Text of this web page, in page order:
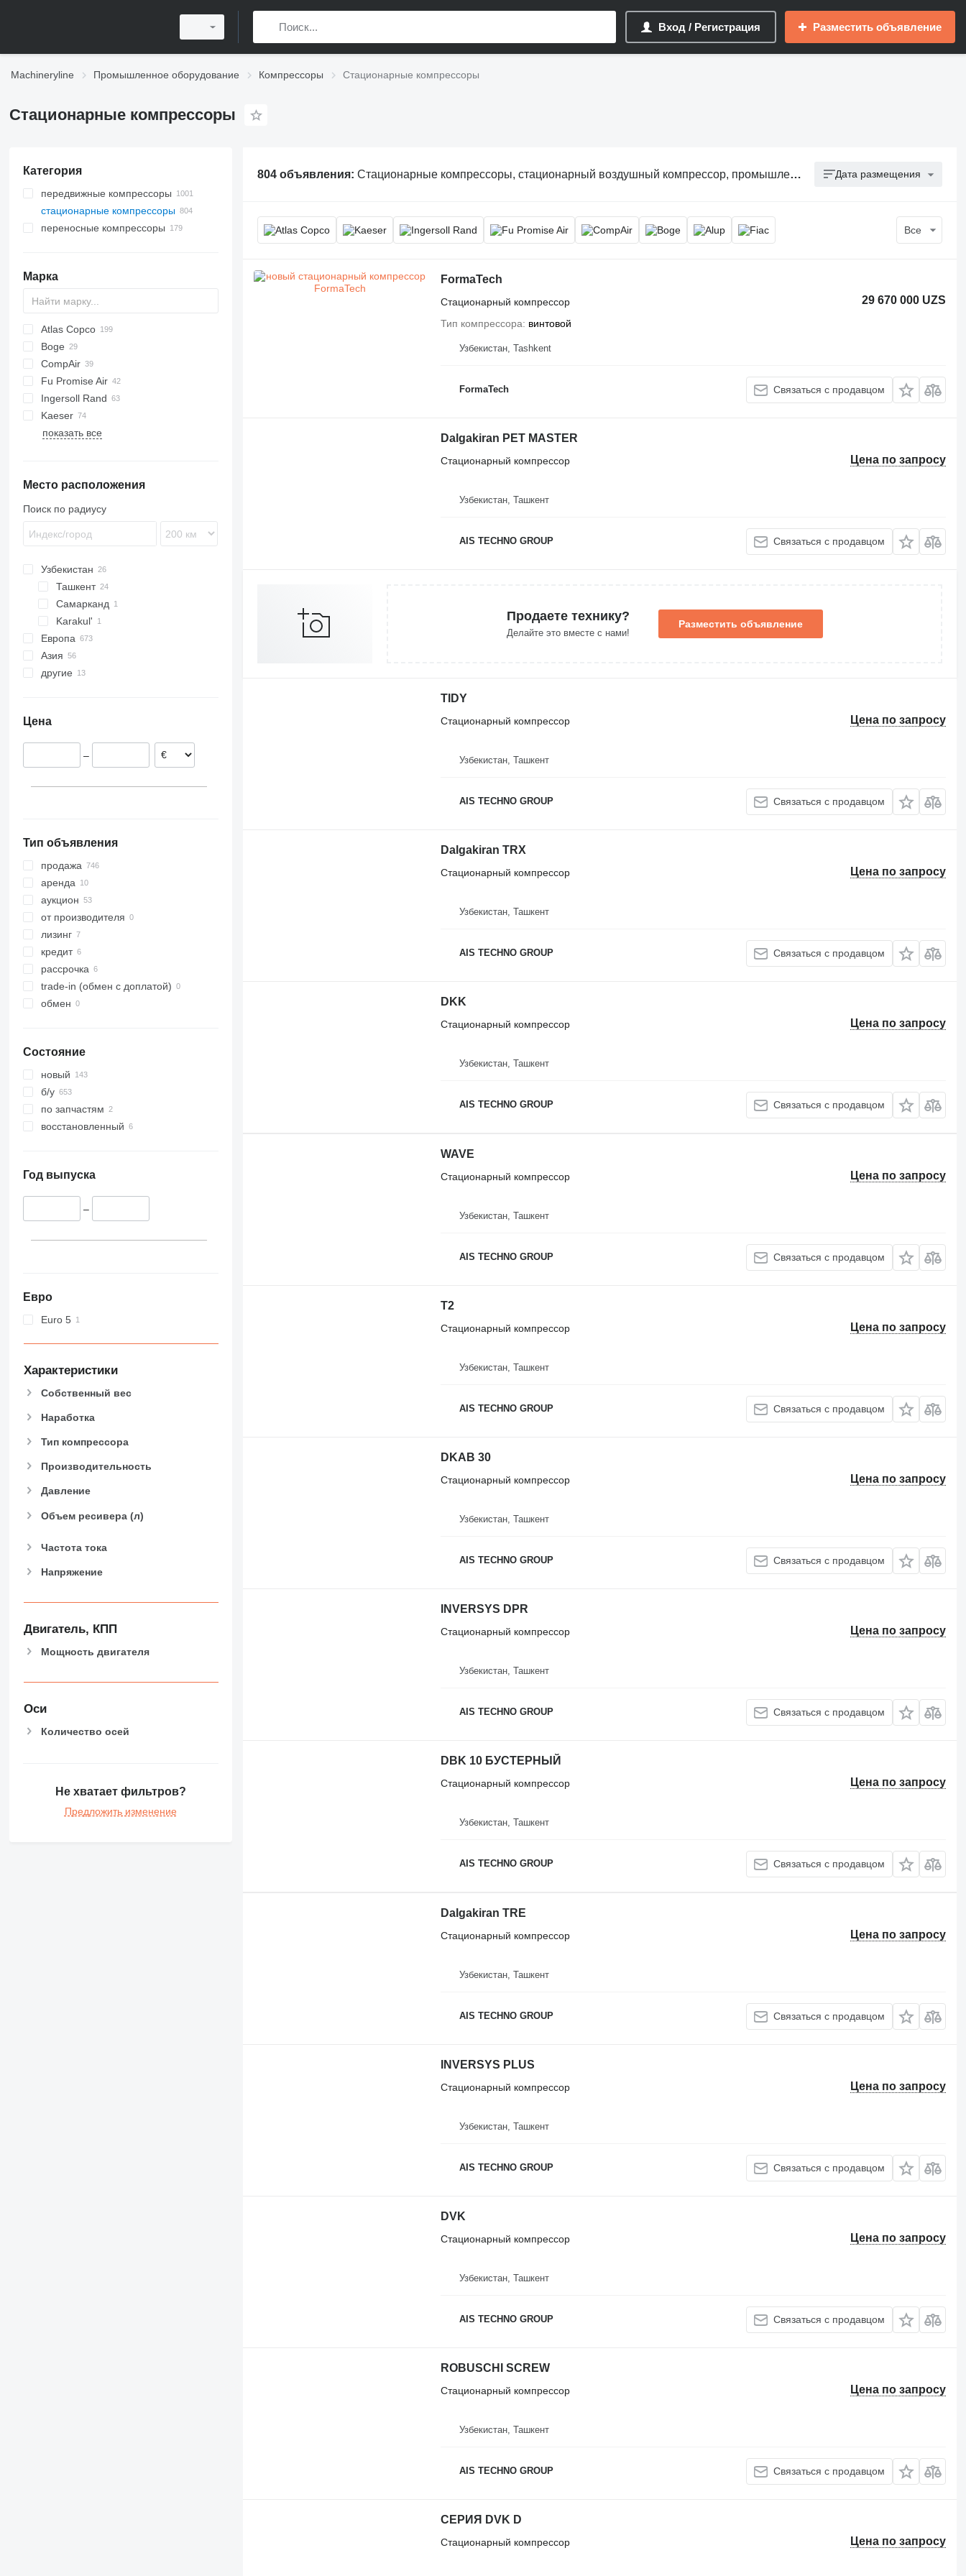
Вход / Регистрация Разместить объявление
Machineryline Промышленное оборудование Компрессоры Стационарные компрессоры
Стационарные компрессоры
Категория
передвижные компрессоры
стационарные компрессоры
переносные компрессоры
Марка
PDS
Atlas Copco
DrillAir
E-Air
GA
LF
XAS
XATS
ZT
Boge
C-series
M-series
CompAir
C-series
SC
F2L912
Fu Promise Air
MC
Ingersoll Rand
P-series
R-series
Kaeser
AS
SK
L-series
W-series
показать все
Место расположения
Поиск по радиусу
Узбекистан
Ташкент
Самарканд
Karakul'
Европа
Польша
Германия
Австрия
Испания
Азия
Китай
Кыргызстан
Казахстан
другие
Цена
–
Тип объявления
продажа
аренда
аукцион
от производителя
лизинг
кредит
рассрочка
trade-in (обмен с доплатой)
обмен
Состояние
новый
б/у
по запчастям
восстановленный
Год выпуска
–
Евро
Euro 5
Характеристики
Собственный вес
Наработка
Тип компрессора
Производительность
Давление
Объем ресивера (л)
Частота тока
Напряжение
Двигатель, КПП
Мощность двигателя
Оси
Количество осей
Не хватает фильтров?
Предложить изменение
804 объявления: Стационарные компрессоры, стационарный воздушный компрессор, промышленный компрессор Дата размещения
Все
FormaTech
29 670 000 UZS
Стационарный компрессор
Тип компрессора
винтовой
Узбекистан, Tashkent
FormaTech Связаться с продавцом
Dalgakiran PET MASTER
Цена по запросу
Стационарный компрессор
Узбекистан, Ташкент
AIS TECHNO GROUP Связаться с продавцом
Продаете технику?
Делайте это вместе с нами!
Разместить объявление
TIDY
Цена по запросу
Стационарный компрессор
Узбекистан, Ташкент
AIS TECHNO GROUP Связаться с продавцом
Dalgakiran TRX
Цена по запросу
Стационарный компрессор
Узбекистан, Ташкент
AIS TECHNO GROUP Связаться с продавцом
DKK
Цена по запросу
Стационарный компрессор
Узбекистан, Ташкент
AIS TECHNO GROUP Связаться с продавцом
WAVE
Цена по запросу
Стационарный компрессор
Узбекистан, Ташкент
AIS TECHNO GROUP Связаться с продавцом
T2
Цена по запросу
Стационарный компрессор
Узбекистан, Ташкент
AIS TECHNO GROUP Связаться с продавцом
DKAB 30
Цена по запросу
Стационарный компрессор
Узбекистан, Ташкент
AIS TECHNO GROUP Связаться с продавцом
INVERSYS DPR
Цена по запросу
Стационарный компрессор
Узбекистан, Ташкент
AIS TECHNO GROUP Связаться с продавцом
DBK 10 БУСТЕРНЫЙ
Цена по запросу
Стационарный компрессор
Узбекистан, Ташкент
AIS TECHNO GROUP Связаться с продавцом
Dalgakiran ТRE
Цена по запросу
Стационарный компрессор
Узбекистан, Ташкент
AIS TECHNO GROUP Связаться с продавцом
INVERSYS PLUS
Цена по запросу
Стационарный компрессор
Узбекистан, Ташкент
AIS TECHNO GROUP Связаться с продавцом
DVK
Цена по запросу
Стационарный компрессор
Узбекистан, Ташкент
AIS TECHNO GROUP Связаться с продавцом
ROBUSCHI SCREW
Цена по запросу
Стационарный компрессор
Узбекистан, Ташкент
AIS TECHNO GROUP Связаться с продавцом
CЕРИЯ DVK D
Цена по запросу
Стационарный компрессор